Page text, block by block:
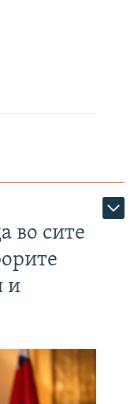
во сите
и